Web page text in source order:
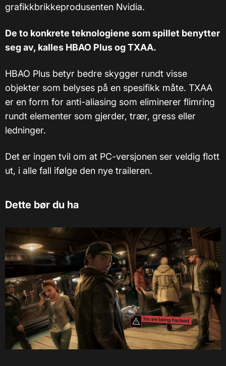
grafikkbrikkeprodusenten Nvidia.
De to konkrete teknologiene som spillet benytter
seg av, kalles HBAO Plus og TXAA.
HBAO Plus betyr bedre skygger rundt visse
objekter som belyses på en spesifikk måte. TXAA
er en form for anti-aliasing som eliminerer flimring
rundt elementer som gjerder, trær, gress eller
ledninger.
Det er ingen tvil om at PC-versjonen ser veldig flott
ut, i alle fall ifølge den nye traileren.
Dette bør du ha